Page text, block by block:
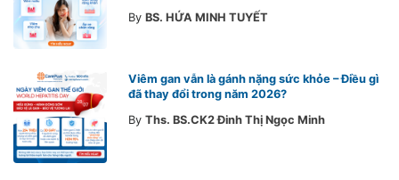
By BS. HỨA MINH TUYẾT
Viêm gan vẫn là gánh nặng sức khỏe – Điều gì
đã thay đổi trong năm 2026?
By Ths. BS.CK2 Đinh Thị Ngọc Minh